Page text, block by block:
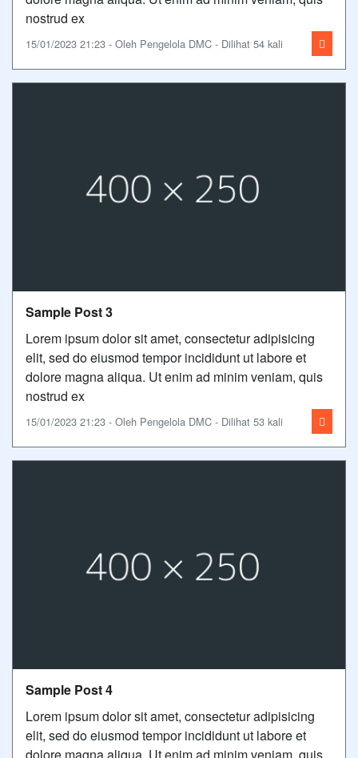
nostrud ex
15/01/2023 21:23 - Oleh Pengelola DMC - Dilihat 54 kali
Sample Post 3
Lorem ipsum dolor sit amet, consectetur adipisicing
elit, sed do eiusmod tempor incididunt ut labore et
dolore magna aliqua. Ut enim ad minim veniam, quis
nostrud ex
15/01/2023 21:23 - Oleh Pengelola DMC - Dilihat 53 kali
Sample Post 4
Lorem ipsum dolor sit amet, consectetur adipisicing
elit, sed do eiusmod tempor incididunt ut labore et